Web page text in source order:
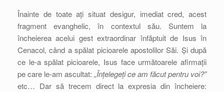
Înainte de toate ați situat desigur, imediat cred, acest
fragment evanghelic, în contextul său. Suntem la
încheierea acelui gest extraordinar înfăptuit de Isus în
Cenacol, când a spălat picioarele apostolilor Săi. Și după
ce le-a spălat picioarele, Isus face următoarele afirmații
pe care le-am ascultat: „Înțelegeți ce am făcut pentru voi?”
etc… Dar să trecem direct la expresia din încheiere: